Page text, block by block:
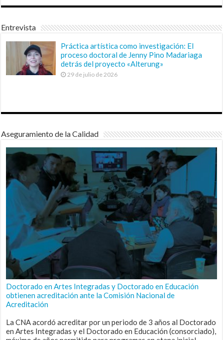
Entrevista
Práctica artística como investigación: El
proceso doctoral de Jenny Pino Madariaga
detrás del proyecto «Alterung»
29 de julio de 2026
Aseguramiento de la Calidad
Doctorado en Artes Integradas y Doctorado en Educación
obtienen acreditación ante la Comisión Nacional de
Acreditación
La CNA acordó acreditar por un periodo de 3 años al Doctorado
en Artes Integradas y el Doctorado en Educación (consorciado),